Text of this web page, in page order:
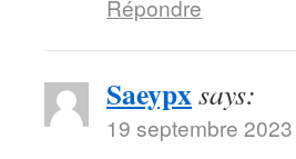
Répondre
Saeypxsays:
19 septembre